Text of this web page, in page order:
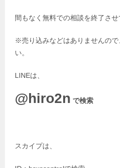
間もなく無料での相談を終了させ
※売り込みなどはありませんので
い。
LINEは、
@hiro2n で検索
スカイプは、